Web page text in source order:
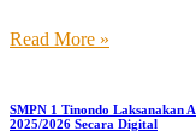
Read More »
SMPN 1 Tinondo Laksanakan
2025/2026 Secara Digital